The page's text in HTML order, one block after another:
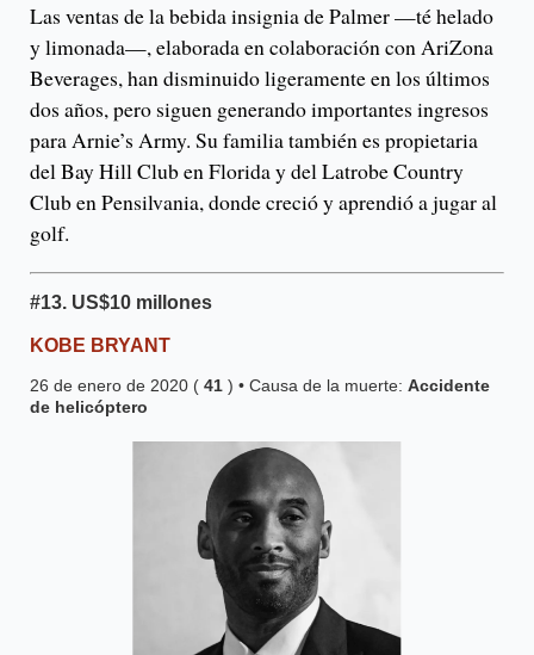
Las ventas de la bebida insignia de Palmer —té helado
y limonada—, elaborada en colaboración con AriZona
Beverages, han disminuido ligeramente en los últimos
dos años, pero siguen generando importantes ingresos
para Arnie’s Army. Su familia también es propietaria
del Bay Hill Club en Florida y del Latrobe Country
Club en Pensilvania, donde creció y aprendió a jugar al
golf.
#13. US$10 millones
KOBE BRYANT
26 de enero de 2020 ( 41 ) • Causa de la muerte: Accidente
de helicóptero